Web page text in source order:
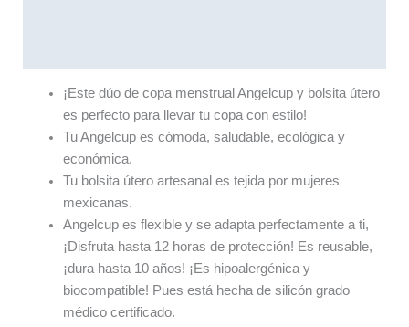
¡Este dúo de copa menstrual Angelcup y bolsita útero
es perfecto para llevar tu copa con estilo!
Tu Angelcup es cómoda, saludable, ecológica y
económica.
Tu bolsita útero artesanal es tejida por mujeres
mexicanas.
Angelcup es flexible y se adapta perfectamente a ti,
¡Disfruta hasta 12 horas de protección! Es reusable,
¡dura hasta 10 años! ¡Es hipoalergénica y
biocompatible! Pues está hecha de silicón grado
médico certificado.